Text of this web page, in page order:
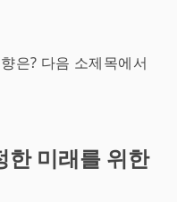
은? 다음 소제목에서
한 미래를 위한